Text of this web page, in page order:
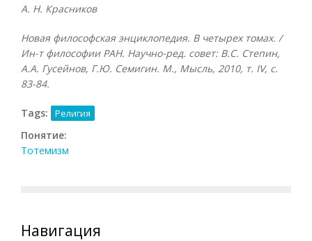
А. Н. Красников
Новая философская энциклопедия. В четырех томах. /
Ин-т философии РАН. Научно-ред. совет: В.С. Степин,
А.А. Гусейнов, Г.Ю. Семигин. М., Мысль, 2010, т. IV, с.
83-84.
Tags: Религия
Понятие:
Тотемизм
Навигация